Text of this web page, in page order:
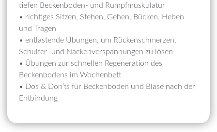
tiefen Beckenboden- und Rumpfmuskulatur
• richtiges Sitzen, Stehen, Gehen, Bücken, Heben
und Tragen
• entlastende Übungen, um Rückenschmerzen,
Schulter- und Nackenverspannungen zu lösen
• Übungen zur schnellen Regeneration des
Beckenbodens im Wochenbett
• Dos & Don’ts für Beckenboden und Blase nach der
Entbindung